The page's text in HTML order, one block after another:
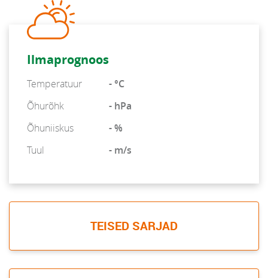
Ilmaprognoos
Temperatuur
- °C
Õhurõhk
- hPa
Õhuniiskus
- %
Tuul
- m/s
TEISED SARJAD